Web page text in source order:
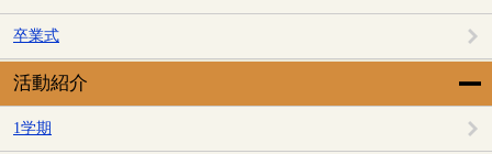
卒業式
活動紹介
1学期